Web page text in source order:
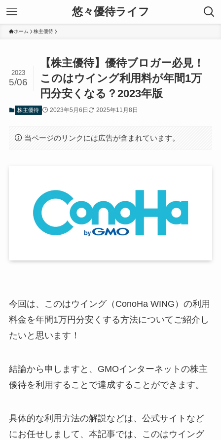
悠々優待ライフ
ホーム 株主優待
【株主優待】優待ブロガー必見！
このはウイング利用料が年間1万
円分安くなる？2023年版
2023
5/06
株主優待 2023年5月6日 2025年11月8日
当ページのリンクには広告が含まれています。
今回は、このはウイング（ConoHa WING）の利用
料金を年間1万円分安くする方法についてご紹介し
たいと思います！
結論から申しますと、GMOインターネットの株主
優待を利用することで達成することができます。
具体的な利用方法の解説などは、公式サイトなど
にお任せしまして、本記事では、このはウイング